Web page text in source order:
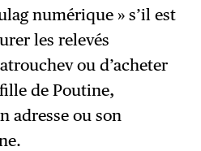
numérique » s’il est
les relevés
ou d’acheter
de Poutine,
adresse ou son